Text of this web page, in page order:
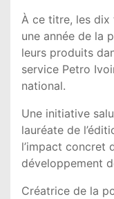
À ce titre, les
une année de la
leurs produits
service Petro
national.
Une initiative
lauréate de
l’impact concret
développement
Créatrice de la